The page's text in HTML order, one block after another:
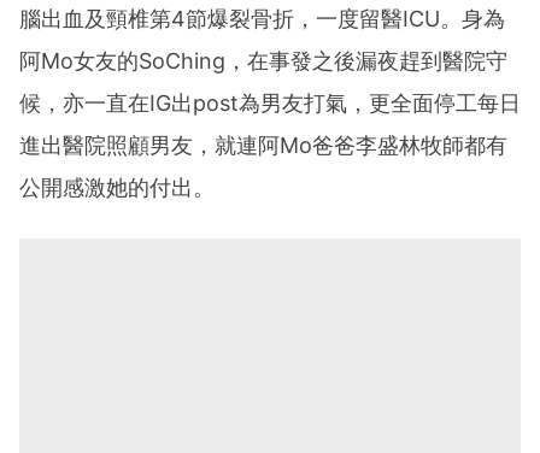
腦出血及頸椎第4節爆裂骨折，一度留醫ICU。身為
阿Mo女友的SoChing，在事發之後漏夜趕到醫院守
候，亦一直在IG出post為男友打氣，更全面停工每日
進出醫院照顧男友，就連阿Mo爸爸李盛林牧師都有
公開感激她的付出。